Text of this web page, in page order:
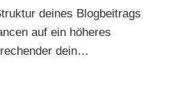
deines Blogbeitrags
auf ein höheres
dein…